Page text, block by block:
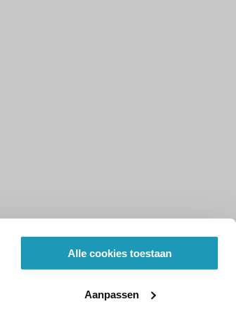
Alle cookies toestaan
Aanpassen